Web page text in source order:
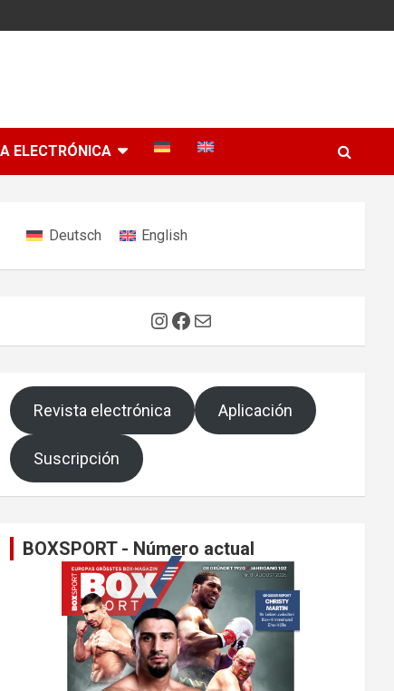
ELECTRÓNICA
Deutsch English
Instagram
Facebook
Correo electrónico
Revista electrónica Aplicación
Suscripción
BOXSPORT - Número actual